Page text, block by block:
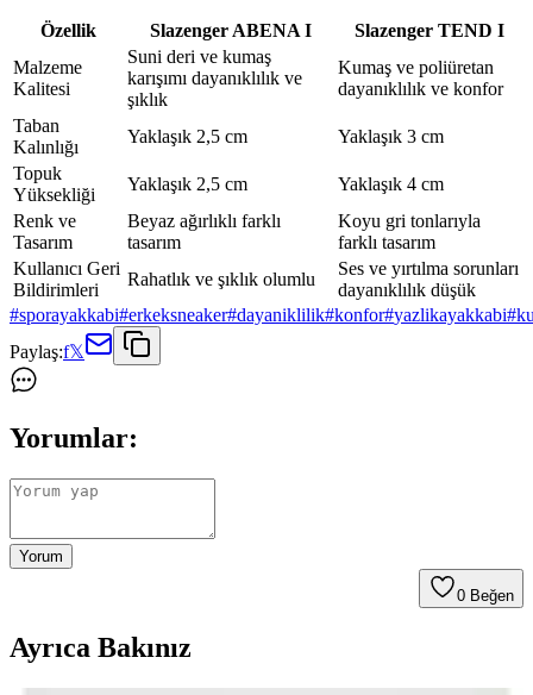
Özellik Slazenger ABENA I
Slazenger TEND I
Malzeme
Kalitesi
Suni deri ve kumaş
karışımı dayanıklılık ve
şıklık
Kumaş ve poliüretan
dayanıklılık ve konfor
Taban
Kalınlığı
Yaklaşık 2,5 cm
Yaklaşık 3 cm
Topuk
Yüksekliği
Yaklaşık 2,5 cm
Yaklaşık 4 cm
Renk ve
Tasarım
Beyaz ağırlıklı farklı
tasarım
Koyu gri tonlarıyla
farklı tasarım
Kullanıcı Geri
Bildirimleri
Rahatlık ve şıklık olumlu
Ses ve yırtılma sorunları
dayanıklılık düşük
#sporayakkabi#erkeksneaker#dayaniklilik#konfor#yazlikayakkabi#
Paylaş:f𝕏
Yorumlar:
Yorum
0 Beğen
Ayrıca Bakınız